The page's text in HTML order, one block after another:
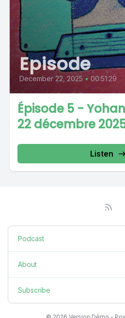
Episode
December 22, 2025 • 00:51:29
Épisode 5 -
22 décembre
Listen
Podcast
About
Subscribe